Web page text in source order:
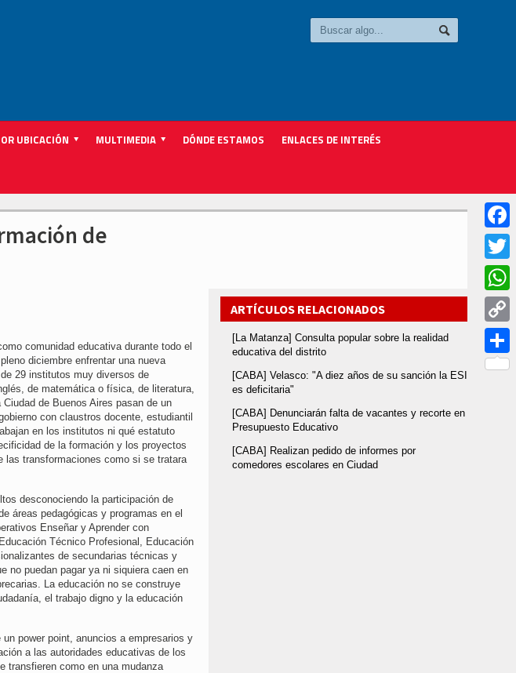
UBICACIÓN MULTIMEDIA DÓNDE ESTAMOS ENLACES DE INTERÉS
de
comunidad educativa durante todo el
diciembre enfrentar una nueva
29 institutos muy diversos de
de matemática o física, de literatura,
de Buenos Aires pasan de un
con claustros docente, estudiantil
en los institutos ni qué estatuto
de la formación y los proyectos
las transformaciones como si se tratara
desconociendo la participación de
áreas pedagógicas y programas en el
Enseñar y Aprender con
Técnico Profesional, Educación
de secundarias técnicas y
no puedan pagar ya ni siquiera caen en
La educación no se construye
el trabajo digno y la educación
power point, anuncios a empresarios y
a las autoridades educativas de los
transfieren como en una mudanza
ARTÍCULOS RELACIONADOS
[La Matanza] Consulta popular sobre la realidad
educativa del distrito
[CABA] Velasco: "A diez años de su sanción la ESI
es deficitaria"
[CABA] Denunciarán falta de vacantes y recorte en
Presupuesto Educativo
[CABA] Realizan pedido de informes por
comedores escolares en Ciudad
Twitter
Copy
Link